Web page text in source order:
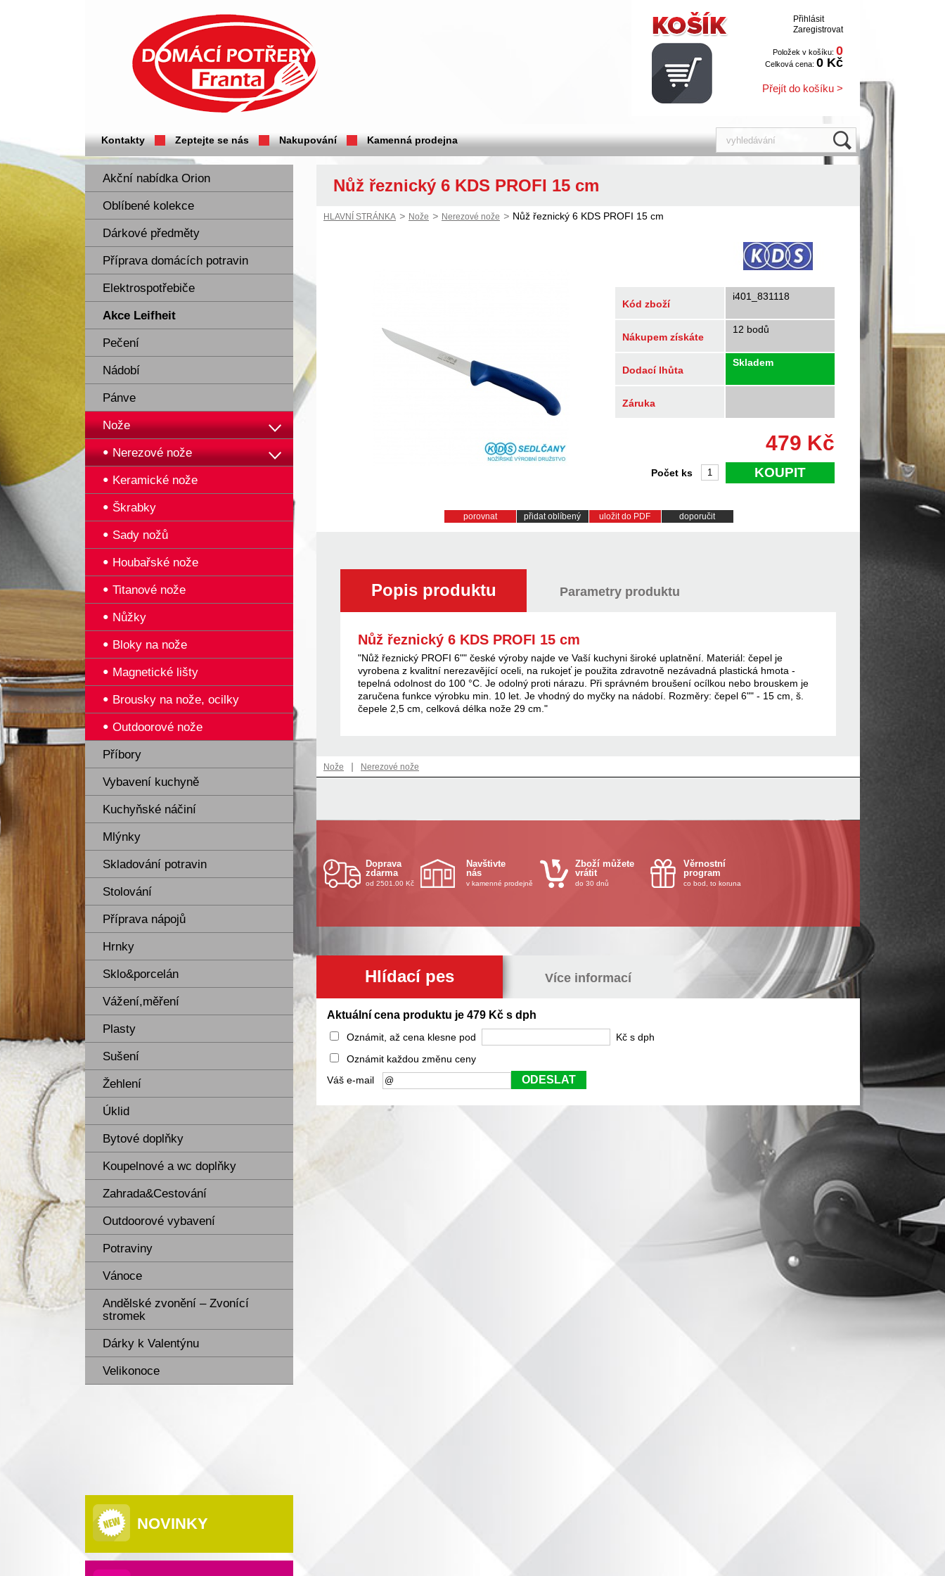
Přihlásit
Zaregistrovat
Položek v košíku: 0
Celková cena: 0 Kč
Přejít do košíku >
Kontakty Zeptejte se nás Nakupování Kamenná prodejna
Akční nabídka Orion
Oblíbené kolekce
Dárkové předměty
Příprava domácích potravin
Elektrospotřebiče
Akce Leifheit
Pečení
Nádobí
Pánve
Nože
Nerezové nože
Keramické nože
Škrabky
Sady nožů
Houbařské nože
Titanové nože
Nůžky
Bloky na nože
Magnetické lišty
Brousky na nože, ocilky
Outdoorové nože
Příbory
Vybavení kuchyně
Kuchyňské náčiní
Mlýnky
Skladování potravin
Stolování
Příprava nápojů
Hrnky
Sklo&porcelán
Vážení,měření
Plasty
Sušení
Žehlení
Úklid
Bytové doplňky
Koupelnové a wc doplňky
Zahrada&Cestování
Outdoorové vybavení
Potraviny
Vánoce
Andělské zvonění – Zvonící
stromek
Dárky k Valentýnu
Velikonoce
NOVINKY
Nůž řeznický 6 KDS PROFI 15 cm
HLAVNÍ STRÁNKA > Nože > Nerezové nože > Nůž řeznický 6 KDS PROFI 15 cm
Kód zboží
i401_831118
Nákupem získáte
12 bodů
Dodací lhůta
Skladem
Záruka
479 Kč
KOUPIT
Počet ks
porovnat přidat oblíbený uložit do PDF doporučit
Popis produktu Parametry produktu
Nůž řeznický 6 KDS PROFI 15 cm
"Nůž řeznický PROFI 6"" české výroby najde ve Vaší kuchyni široké uplatnění. Materiál: čepel je
vyrobena z kvalitní nerezavějící oceli, na rukojeť je použita zdravotně nezávadná plastická hmota -
tepelná odolnost do 100 °C. Je odolný proti nárazu. Při správném broušení ocílkou nebo brouskem je
zaručena funkce výrobku min. 10 let. Je vhodný do myčky na nádobí. Rozměry: čepel 6"" - 15 cm, š.
čepele 2,5 cm, celková délka nože 29 cm."
Nože | Nerezové nože
Doprava
zdarma
od 2501.00 Kč
Navštivte
nás
v kamenné prodejně
Zboží můžete
vrátit
do 30 dnů
Věrnostní
program
co bod, to koruna
Hlídací pes Více informací
Aktuální cena produktu je 479 Kč s dph
Oznámit, až cena klesne pod
Kč s dph
Oznámit každou změnu ceny
Váš e-mail
ODESLAT